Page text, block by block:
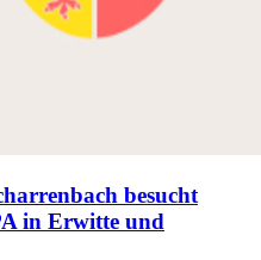
besucht
in Erwitte und